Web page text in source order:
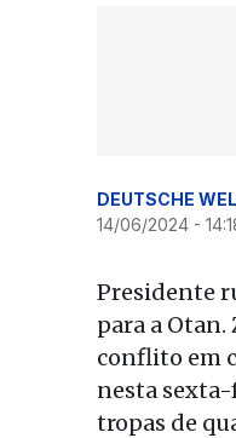
DEUTSCHE
14/06/2024 -
Presidente
para a
conflito em
nesta sexta-
tropas de